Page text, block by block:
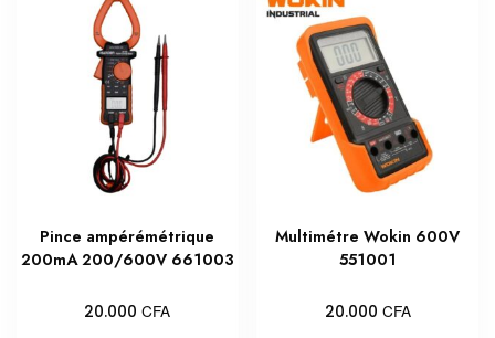
Pince ampérémétrique
200mA 200/600V 661003
20.000CFA
Multimétre Wokin 600V
551001
20.000 CFA